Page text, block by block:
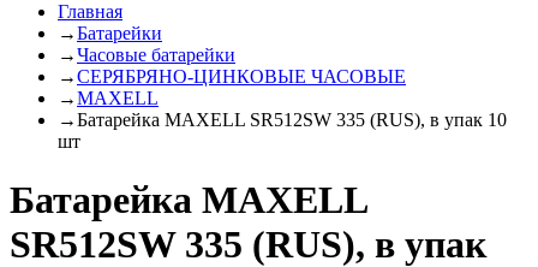
Главная
→Батарейки
→Часовые батарейки
→СЕРЯБРЯНО-ЦИНКОВЫЕ ЧАСОВЫЕ
→MAXELL
→Батарейка MAXELL SR512SW 335 (RUS), в упак 10
шт
Батарейка MAXELL
SR512SW 335 (RUS), в упак